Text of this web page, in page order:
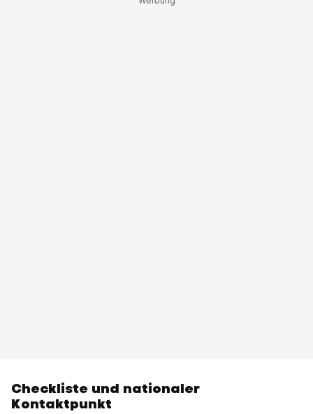
Checkliste und nationaler
Kontaktpunkt